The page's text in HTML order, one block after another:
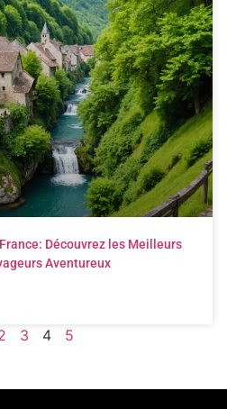
Découvrez les Meilleurs
Aventureux
3 4 5